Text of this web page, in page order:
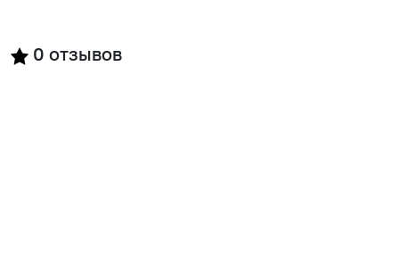
0 отзывов